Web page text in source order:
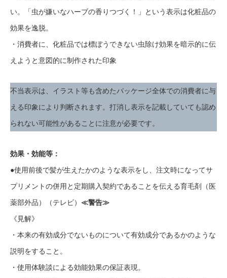
い。「虫が嫌いなハーブの香りつづく！」という表示は化粧品の
効果を逸脱。
・消費者に、化粧品では標ぼうできない虫除け効果を暗示的に伝
えようと意図的に制作された印象
不当表示は、イラスト等も含めたパッケージ全体での消費者に与
える印象により判断されます。打消し表示を記載していても認め
られない可能性があることに注意が必要です。
効果・効能等：
●使用前後で髪が生えたかのような表示をし、注文時になってサ
プリメントの併用と定期購入契約であることを伝える育毛剤（医
薬部外品）（テレビ） ≪警告≫
《見解》
・本来の有効成分でないものについて有効成分であるかのような
説明をすること。
・使用体験談による効能効果の保証表現。